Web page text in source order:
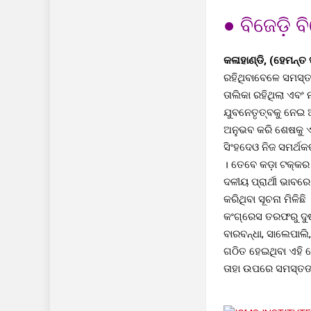
● ବିଜେଡ଼ି
କଳାହାଣ୍ଡି, (ହେମନ୍ତ
ରହିଥିବାବେଳେ
ତାଲିକା ରହିଥିଲା
ଯୁବନେତୃତ୍ବକୁ ନେଇ
ଅନୁଭବ କରି ଶେଷକୁ
ସିଂହଦେଓ ନିଜ
। ତେବେ କଡ଼ା
ଦଳୀୟ ପ୍ରାର୍ଥୀ
କରିଥିବା ସୂଚନା ମିଳିଛି
କଂଗ୍ରେସ ତରଫରୁ
ବାରବନ୍ଧା,
ଗଠିତ ହେଇଥିବା ଏହି
ତାହା ଉପରେ